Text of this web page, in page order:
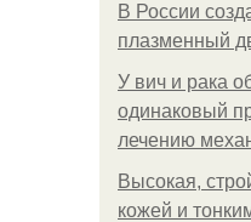
В России
плазменный
У вич и рака
одинаковый
лечению
Высокая,
кожей и